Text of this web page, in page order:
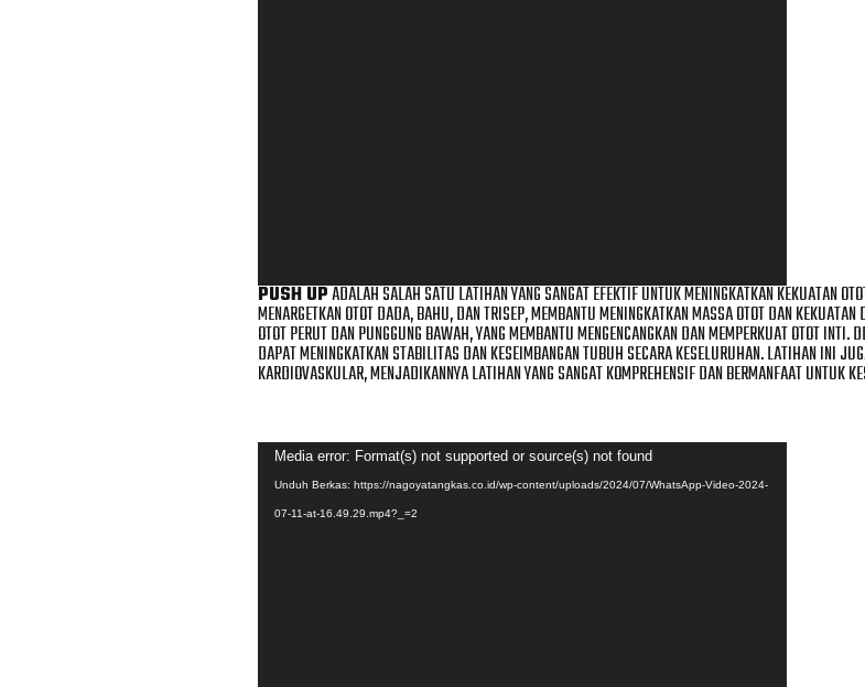
PUSH UPADALAH SALAH SATU LATIHAN YANG SANGAT EFEKTIF UNTUK MENINGKATKAN KEKUATAN
MENARGETKAN OTOT DADA, BAHU, DAN TRISEP, MEMBANTU MENINGKATKAN MASSA OTOT DAN
OTOT PERUT DAN PUNGGUNG BAWAH, YANG MEMBANTU MENGENCANGKAN DAN MEMPERKUAT OTOT INTI.
DAPAT MENINGKATKAN STABILITAS DAN KESEIMBANGAN TUBUH SECARA KESELURUHAN. LATIHAN INI
KARDIOVASKULAR, MENJADIKANNYA LATIHAN YANG SANGAT KOMPREHENSIF DAN BERMANFAAT UNTUK
Pemutar
Video
Media error: Format(s) not supported or source(s) not found
Unduh Berkas: https://nagoyatangkas.co.id/wp-content/uploads/2024/07/WhatsApp-Video-2024-
07-11-at-16.49.29.mp4?_=2